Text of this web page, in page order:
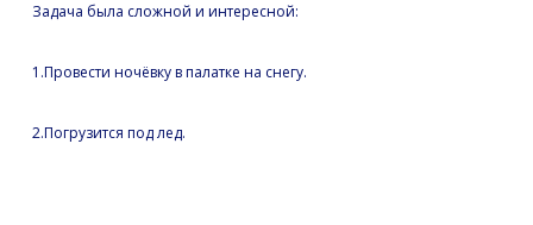
Задача была сложной и интересной:
1.Провести ночёвку в палатке на снегу.
2.Погрузится под лед.